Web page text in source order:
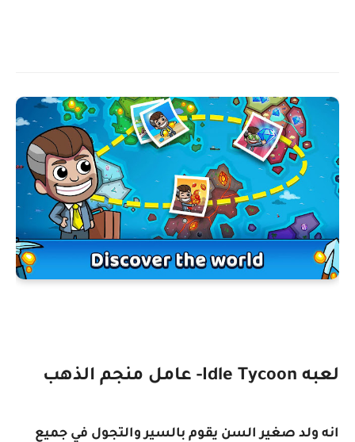
لعبه Idle Tycoon- عامل منجم الذهب
انه ولد صغير السن يقوم بالسير والتجول في جميع